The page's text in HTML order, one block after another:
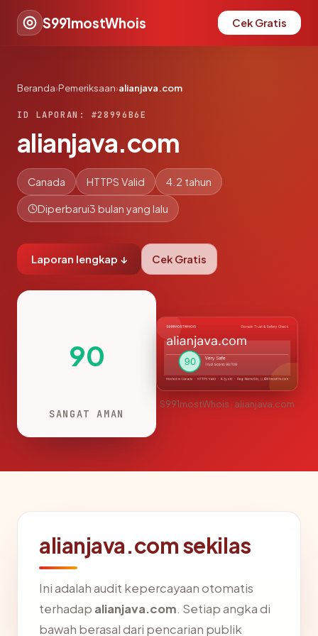
S991mostWhois Cek Gratis
Beranda›Pemeriksaan›alianjava.com
ID LAPORAN: #28996B6E
alianjava.com
Canada HTTPS Valid 4.2 tahun
Diperbarui3 bulan yang lalu
Laporan lengkap ↓ Cek Gratis
90
SANGAT AMAN
S991mostWhois · alianjava.com
alianjava.com sekilas
Ini adalah audit kepercayaan otomatis
terhadap alianjava.com. Setiap angka di
bawah berasal dari pencarian publik